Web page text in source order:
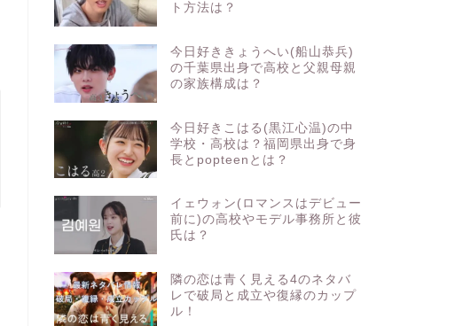
ト方法は？
今日好ききょうへい(船山恭兵)
の千葉県出身で高校と父親母親
の家族構成は？
今日好きこはる(黒江心温)の中
学校・高校は？福岡県出身で身
長とpopteenとは？
イェウォン(ロマンスはデビュー
前に)の高校やモデル事務所と彼
氏は？
隣の恋は青く見える4のネタバ
レで破局と成立や復縁のカップ
ル！